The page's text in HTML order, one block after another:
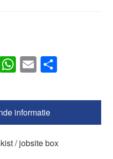
W
at
s
A
p
E
ail
D
e
informatie
/ jobsite box